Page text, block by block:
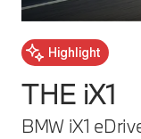
Highlight
THE iX1
BMW iX1